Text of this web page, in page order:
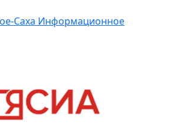
Саха Информационное